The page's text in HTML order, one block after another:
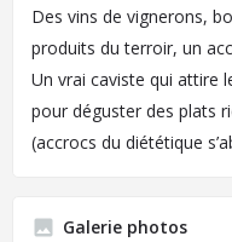
Des vins de vignerons,
produits du terroir, un
Un vrai caviste qui attire
pour déguster des plats
(accrocs du diététique
Galerie photos